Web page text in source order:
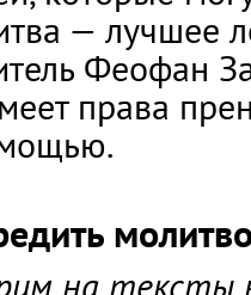
— лучшее
Феофан
права
на тексты